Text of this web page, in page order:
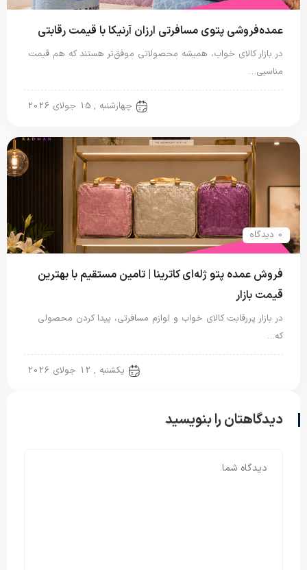
عمده‌فروشی پتوی مسافرتی ارزان آرنیکا با قیمت رقابتی
در بازار کالای خواب، همیشه محصولاتی موفق‌تر هستند که هم قیمت
مناسبی…
چهارشنبه , 15 جولای 2026
0 دیدگاه
فروش عمده پتو ژله‌ای کاترینا | تامین مستقیم با بهترین
قیمت بازار
در بازار پررقابت کالای خواب و لوازم مسافرتی، پیدا کردن محصولی
که…
یکشنبه , 12 جولای 2026
دیدگاهتان را بنویسید